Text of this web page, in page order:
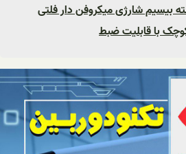
بیسیم شارژی میکروفن دار فلتی
با قابلیت ضبط